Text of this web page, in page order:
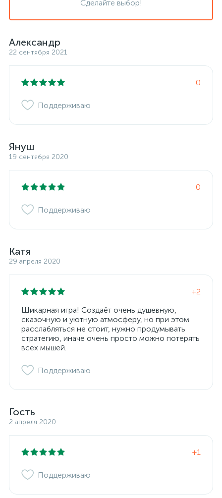
Сделайте выбор!
Александр
22 сентября 2021
0
Поддерживаю
Януш
19 сентября 2020
0
Поддерживаю
Катя
29 апреля 2020
+2
Шикарная игра! Создаёт очень душевную,
сказочную и уютную атмосферу, но при этом
расслабляться не стоит, нужно продумывать
стратегию, иначе очень просто можно потерять
всех мышей.
Поддерживаю
Гость
2 апреля 2020
+1
Поддерживаю